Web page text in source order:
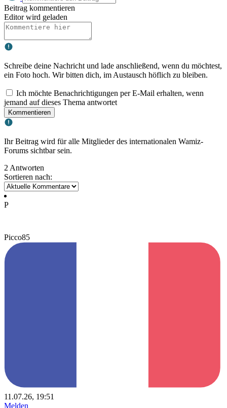
Beitrag kommentieren
Editor wird geladen
Schreibe deine Nachricht und lade anschließend, wenn du möchtest,
ein Foto hoch. Wir bitten dich, im Austausch höflich zu bleiben.
Ich möchte Benachrichtigungen per E-Mail erhalten, wenn
jemand auf dieses Thema antwortet
Kommentieren
Ihr Beitrag wird für alle Mitglieder des internationalen Wamiz-
Forums sichtbar sein.
2 Antworten
Sortieren nach:
P
Picco85
11.07.26, 19:51
Melden